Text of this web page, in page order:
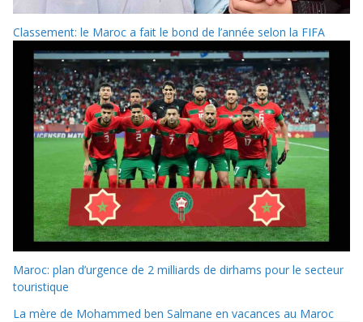
Classement: le Maroc a fait le bond de l’année selon la FIFA
Maroc: plan d’urgence de 2 milliards de dirhams pour le secteur
touristique
La mère de Mohammed ben Salmane en vacances au Maroc